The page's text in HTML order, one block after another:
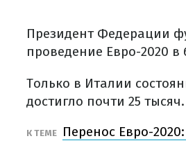
Президент Федерации
проведение Евро-2020
Только в Италии
достигло почти 25
К ТЕМЕ Перенос Евро-